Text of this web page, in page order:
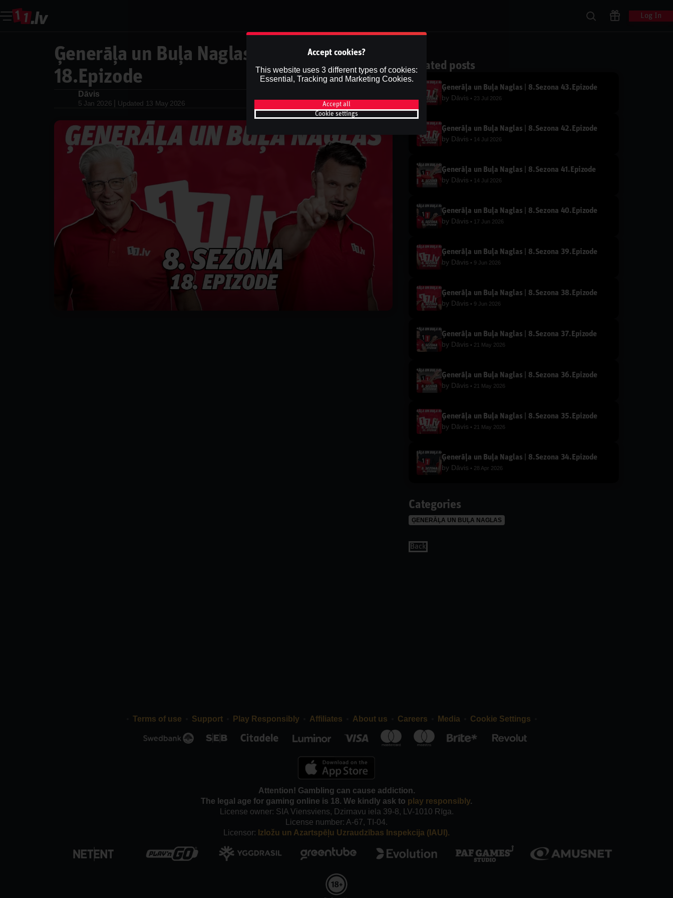
Log In
Ģenerāļa un Buļa Naglas | 8.Sezona
18.Epizode
Dāvis
5 Jan 2026 Updated 13 May 2026
Share
Related posts
Ģenerāļa un Buļa Naglas | 8.Sezona 43.Epizode
by Dāvis 23 Jul 2026
Ģenerāļa un Buļa Naglas | 8.Sezona 42.Epizode
by Dāvis 14 Jul 2026
Ģenerāļa un Buļa Naglas | 8.Sezona 41.Epizode
by Dāvis 14 Jul 2026
Ģenerāļa un Buļa Naglas | 8.Sezona 40.Epizode
by Dāvis 17 Jun 2026
Ģenerāļa un Buļa Naglas | 8.Sezona 39.Epizode
by Dāvis 9 Jun 2026
Ģenerāļa un Buļa Naglas | 8.Sezona 38.Epizode
by Dāvis 9 Jun 2026
Ģenerāļa un Buļa Naglas | 8.Sezona 37.Epizode
by Dāvis 21 May 2026
Ģenerāļa un Buļa Naglas | 8.Sezona 36.Epizode
by Dāvis 21 May 2026
Ģenerāļa un Buļa Naglas | 8.Sezona 35.Epizode
by Dāvis 21 May 2026
Ģenerāļa un Buļa Naglas | 8.Sezona 34.Epizode
by Dāvis 28 Apr 2026
Categories
ĢENERĀĻA UN BUĻA NAGLAS
Back
Terms of use Support Play Responsibly Affiliates About us Careers Media Cookie Settings
Attention! Gambling can cause addiction.
The legal age for gaming online is 18. We kindly ask to play responsibly.
License owner: SIA Viensviens, Dzirnavu iela 39-8, LV-1010 Rīga.
License number: A-67, TI-04.
Licensor: Izložu un Azartspēļu Uzraudzības Inspekcija (IAUI).
Accept cookies?
This website uses 3 different types of cookies:
Essential, Tracking and Marketing Cookies.
Accept all
Cookie settings